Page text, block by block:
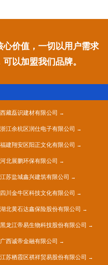
心价值，一切以用户需求
以加盟我们品牌。
西藏磊识建材有限公司
浙江余杭区润仕电子有限公司
福建翔安区阳正文化有限公司
河北展鹏环保有限公司
江苏盐城鑫兴建筑有限公司
四川金牛区科技文化有限公司
湖北黄石达鑫保险股份有限公司
黑龙江帝易生物科技股份有限公司
广西诚帝金融有限公司
江苏栖霞区祺祥贸易股份有限公司